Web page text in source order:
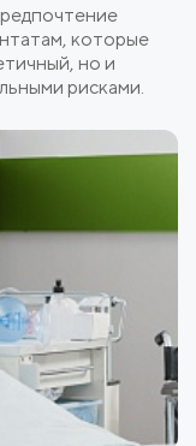
которые
но и
рисками.